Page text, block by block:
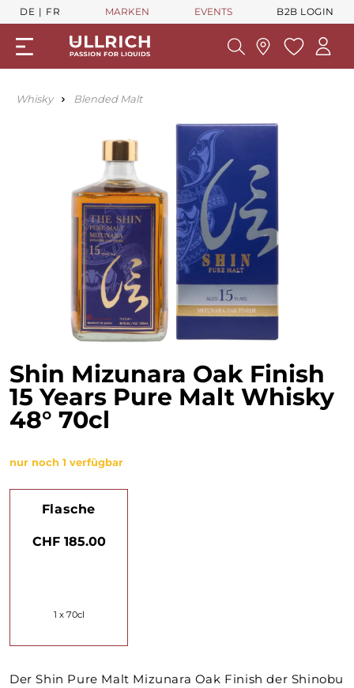
DE FR MARKEN EVENTS B2B LOGIN
Whisky Blended Malt
Shin Mizunara Oak Finish
15 Years Pure Malt Whisky
48° 70cl
nur noch 1 verfügbar
Flasche
CHF 185.00
1 x 70cl
Der Shin Pure Malt Mizunara Oak Finish der Shinobu